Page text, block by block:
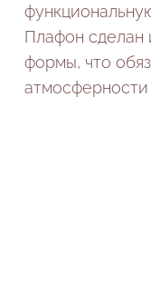
Плафон сделан
формы, что